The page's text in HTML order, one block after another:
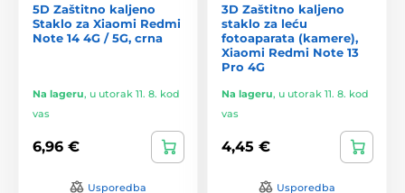
5D Zaštitno kaljeno
Staklo za Xiaomi Redmi
Note 14 4G / 5G, crna
Na lageru, u utorak 11. 8. kod
vas
6,96 €
Usporedba
3D Zaštitno kaljeno
staklo za leću
fotoaparata (kamere),
Xiaomi Redmi Note 13
Pro 4G
Na lageru, u utorak 11. 8. kod
vas
4,45 €
Usporedba